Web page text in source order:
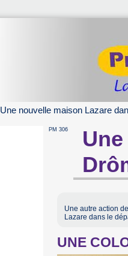
Une nouvelle maison Lazare
PM 306
Une autre action
Lazare dans le
UNE